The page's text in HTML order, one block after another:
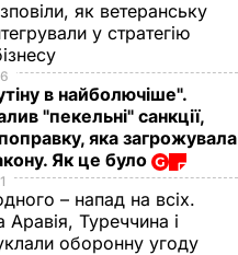
як ветеранську
у стратегію
в найболючіше".
"пекельні" санкції,
яка загрожувала
Як це було
– напад на всіх.
Аравія, Туреччина і
оборонну угоду